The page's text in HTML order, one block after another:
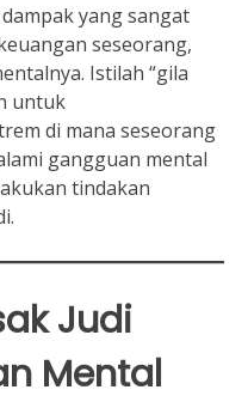
yang sangat
seseorang,
Istilah “gila
untuk
di mana seseorang
gangguan mental
tindakan
Judi
Mental